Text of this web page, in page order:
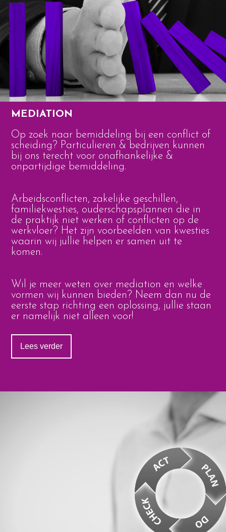
MEDIATION
Op zoek naar bemiddeling bij een conflict of
scheiding? Particulieren & bedrijven kunnen
bij ons terecht voor onafhankelijke &
onpartijdige bemiddeling.
Arbeidsconflicten, zakelijke geschillen,
familiekwesties, ouderschapsplannen die in
de praktijk niet werken of conflicten op de
werkvloer? Het zijn voorbeelden van kwesties
waarin wij jullie helpen er samen uit te
komen.
Wil je meer weten over mediation en welke
vormen wij kunnen bieden? Neem dan nu de
eerste stap richting een oplossing, jullie staan
er namelijk niet alleen voor!
Lees verder